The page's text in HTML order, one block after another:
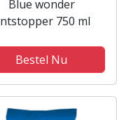
Blue wonder
750 ml
Bestel Nu